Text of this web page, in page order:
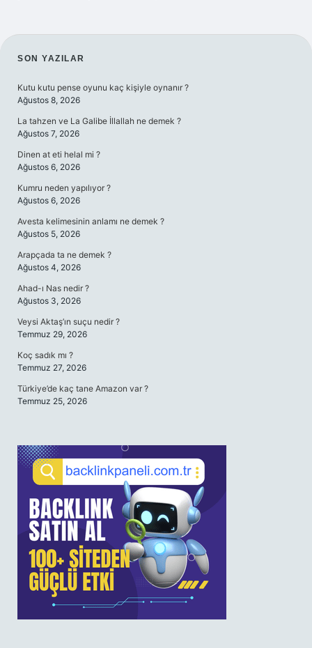
SIDEBAR
SON YAZILAR
Kutu kutu pense oyunu kaç kişiyle oynanır ?
Ağustos 8, 2026
La tahzen ve La Galibe İllallah ne demek ?
Ağustos 7, 2026
Dinen at eti helal mi ?
Ağustos 6, 2026
Kumru neden yapılıyor ?
Ağustos 6, 2026
Avesta kelimesinin anlamı ne demek ?
Ağustos 5, 2026
Arapçada ta ne demek ?
Ağustos 4, 2026
Ahad-ı Nas nedir ?
Ağustos 3, 2026
Veysi Aktaş’ın suçu nedir ?
Temmuz 29, 2026
Koç sadık mı ?
Temmuz 27, 2026
Türkiye’de kaç tane Amazon var ?
Temmuz 25, 2026